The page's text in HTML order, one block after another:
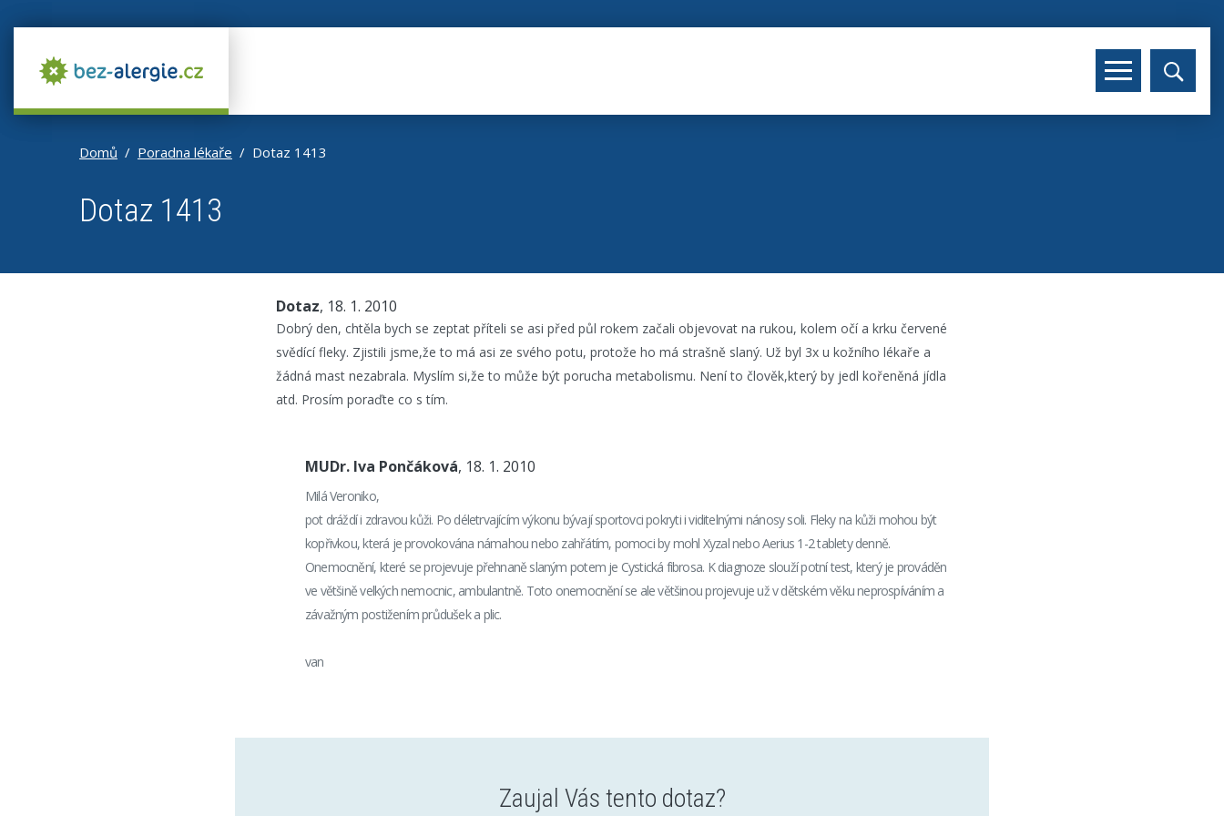
Domů Poradna lékaře Dotaz 1413
Dotaz 1413
Dotaz, 18. 1. 2010
Dobrý den, chtěla bych se zeptat příteli se asi před půl rokem začali objevovat na rukou, kolem očí a krku červené
svědící fleky. Zjistili jsme,že to má asi ze svého potu, protože ho má strašně slaný. Už byl 3x u kožního lékaře a
žádná mast nezabrala. Myslím si,že to může být porucha metabolismu. Není to člověk,který by jedl kořeněná jídla
atd. Prosím poraďte co s tím.
MUDr. Iva Pončáková, 18. 1. 2010
Milá Veroniko,
pot dráždí i zdravou kůži. Po déletrvajícím výkonu bývají sportovci pokryti i viditelnými nánosy soli. Fleky na kůži mohou být
kopřivkou, která je provokována námahou nebo zahřátím, pomoci by mohl Xyzal nebo Aerius 1-2 tablety denně.
Onemocnění, které se projevuje přehnaně slaným potem je Cystická fibrosa. K diagnoze slouží potní test, který je prováděn
ve většině velkých nemocnic, ambulantně. Toto onemocnění se ale většinou projevuje už v dětském věku neprospíváním a
závažným postižením průdušek a plic.
van
Zaujal Vás tento dotaz?